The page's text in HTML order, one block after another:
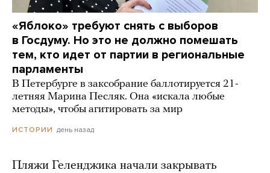
«Яблоко» требуют снять с выборов
в Госдуму. Но это не должно помешать
тем, кто идет от партии в региональные
парламенты
В Петербурге в заксобрание баллотируется 21-
летняя Марина Песляк. Она «искала любые
методы», чтобы агитировать за мир
ИСТОРИИ день назад
Пляжи Геленджика начали закрывать